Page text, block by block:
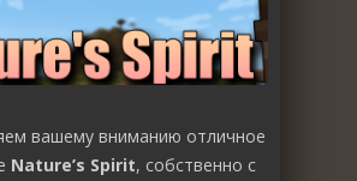
вашему вниманию отличное
Nature’s Spirit, собственно с